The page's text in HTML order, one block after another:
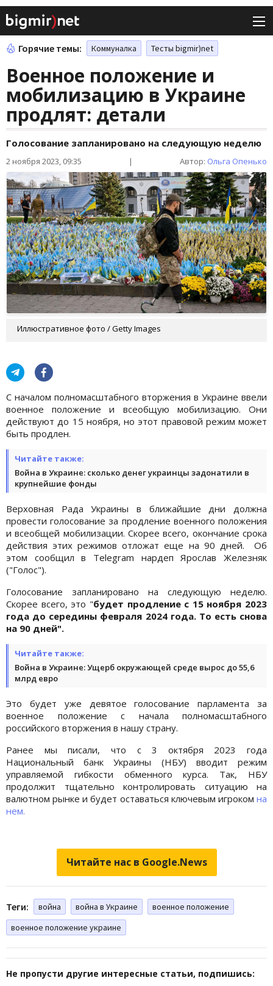
Горячие темы: Коммуналка Тесты bigmir)net
Военное положение и
мобилизацию в Украине
продлят: детали
Голосование запланировано на следующую неделю
2 ноября 2023, 09:35 | Автор: Ольга Опенько
Иллюстративное фото / Getty Images
С началом полномасштабного вторжения в Украине ввели
военное положение и всеобщую мобилизацию. Они
действуют до 15 ноября, но этот правовой режим может
быть продлен.
Читайте также:
Война в Украине: сколько денег украинцы задонатили в
крупнейшие фонды
Верховная Рада Украины в ближайшие дни должна
провести голосование за продление военного положения
и всеобщей мобилизации. Скорее всего, окончание срока
действия этих режимов отложат еще на 90 дней. Об
этом сообщил в Telegram нардеп Ярослав Железняк
("Голос").
Голосование запланировано на следующую неделю.
Скорее всего, это "будет продление с 15 ноября 2023
года до середины февраля 2024 года. То есть снова
на 90 дней".
Читайте также:
Война в Украине: Ущерб окружающей среде вырос до 55,6
млрд евро
Это будет уже девятое голосование парламента за
военное положение с начала полномасштабного
российского вторжения в нашу страну.
Ранее мы писали, что с 3 октября 2023 года
Национальный банк Украины (НБУ) вводит режим
управляемой гибкости обменного курса. Так, НБУ
продолжит тщательно контролировать ситуацию на
валютном рынке и будет оставаться ключевым игроком на
нем.
Читайте нас в Google.News
Теги: война война в Украине
военное положение
военное положение украине
Не пропусти другие интересные статьи, подпишись: